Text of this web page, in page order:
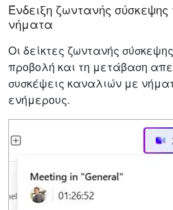
Ένδειξη ζωντανής
νήματα
Οι δείκτες ζωντανής
προβολή και τη μετάβαση
συσκέψεις καναλιών με
ενήμερους.